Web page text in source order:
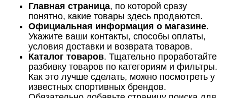
Главная страница, по которой сразу
понятно, какие товары здесь продаются.
Официальная информация о магазине.
Укажите ваши контакты, способы оплаты,
условия доставки и возврата товаров.
Каталог товаров. Тщательно проработайте
разбивку товаров по категориям и фильтры.
Как это лучше сделать, можно посмотреть у
известных спортивных брендов.